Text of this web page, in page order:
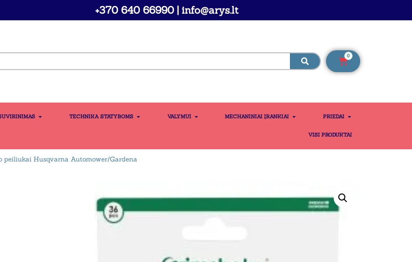
+370 640 66990 | info@arys.lt
0
TECHNIKA STATYBOMS VALYMUI MECHANINIAI ĮRANKIAI PRIEDAI
VISI PRODUKTAI
peiliukai Husqvarna Automower/Gardena